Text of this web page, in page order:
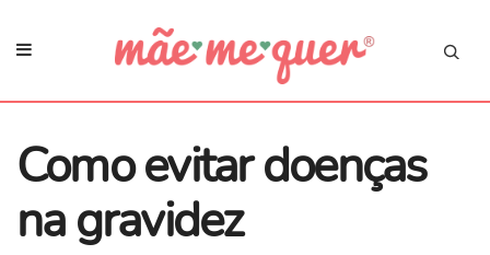
Como evitar doenças
na gravidez